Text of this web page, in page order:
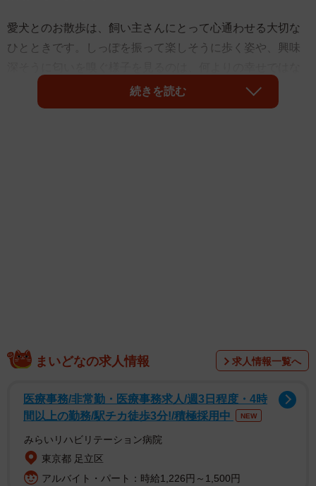
愛犬とのお散歩は、飼い主さんにとって心通わせる大切な
ひとときです。しっぽを振って楽しそうに歩く姿や、興味
いでしょうか。しかし、時には飼い主さんの想像をはるか
に超える「予想外の瞬間」が訪れることもあるようです。
すかwww？』と笑いながら聞かれた犬」
話題です。写っているのは、お散歩中のパグ「横綱」ちゃ
ん（7歳・女の子）。
石畳の歩道でお腹をぴったりと地面につけたまま、あちこ
ち動き回る横綱ちゃん。歩いているのか、それとも寝転ん
続きを読む
まいどなの求人情報 求人情報一覧へ
医療事務/非常勤・医療事務求人/週3日程度・4時
間以上の勤務/駅チカ徒歩3分!/積極採用中
NEW
みらいリハビリテーション病院
東京都 足立区
アルバイト・パート：時給1,226円～1,500円